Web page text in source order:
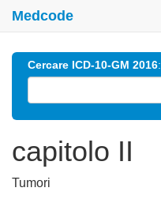
Medcode
Cercare ICD-10-GM 2016:
capitolo II
Tumori